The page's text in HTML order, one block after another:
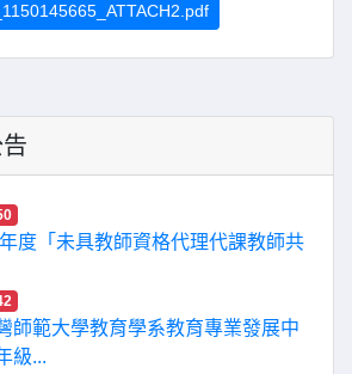
度「未具教師資格代理代課教師共
師範大學教育學系教育專業發展中
級...